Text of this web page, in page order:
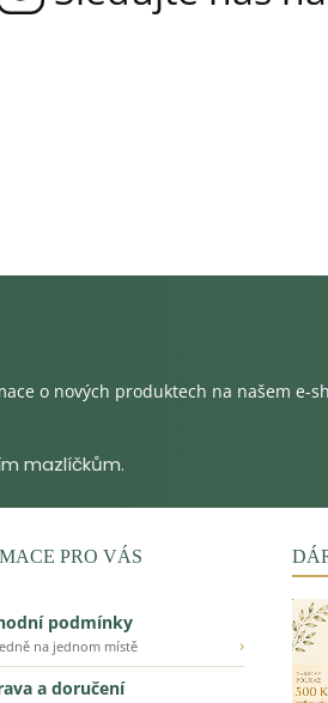
o nových produktech na našem e-
PRO VÁS
podmínky
na jednom místě
›
a doručení